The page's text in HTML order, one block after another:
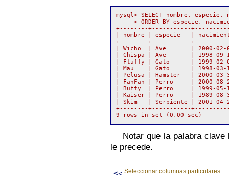
mysql> SELECT nombre, especie,
-> ORDER BY especie,
+--------+-----------
| nombre | especie   |
+--------+-----------
| Wicho  | Ave       | 2000-02-
| Chispa | Ave       | 1998-09-
| Fluffy | Gato      | 1999-02-
| Mau    | Gato      | 1998-03-
| Pelusa | Hamster   | 2000-
| FanFan | Perro     | 2000-08-
| Buffy  | Perro     | 1999-05-
| Kaiser | Perro     | 1989-08-
| Skim   | Serpiente | 2001-
+--------+-----------
9 rows in set (0.00 sec)
Notar que la palabra clave
le precede.
Seleccionar columnas particulares